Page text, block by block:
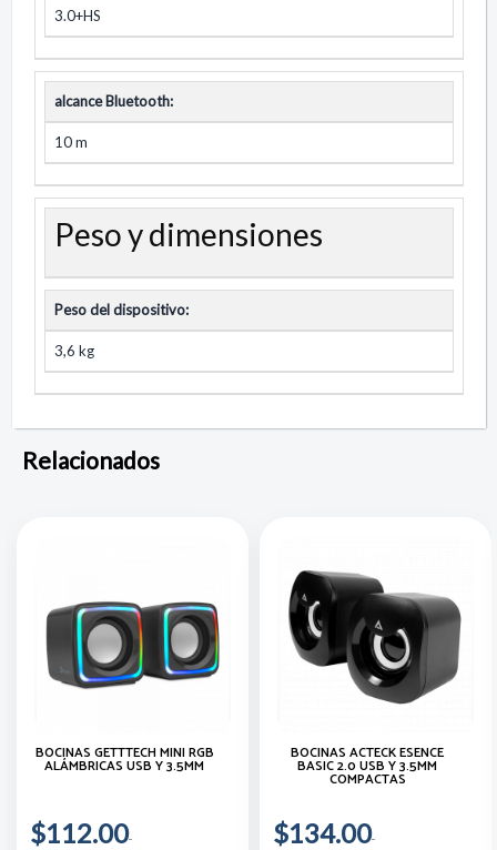
3.0+HS
alcance Bluetooth:
10 m
Peso y dimensiones
Peso del dispositivo:
3,6 kg
Relacionados
BOCINAS GETTTECH MINI RGB
ALÁMBRICAS USB Y 3.5MM
$112.00
BOCINAS ACTECK ESENCE
BASIC 2.0 USB Y 3.5MM
COMPACTAS
$134.00